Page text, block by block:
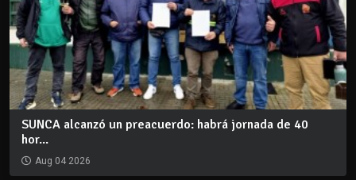
SUNCA alcanzó un preacuerdo: habrá jornada de 40
hor...
Aug 04 2026